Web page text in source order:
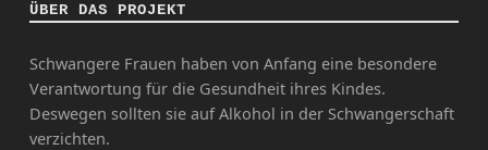
ÜBER DAS PROJEKT
Schwangere Frauen haben von Anfang eine besondere
Verantwortung für die Gesundheit ihres Kindes.
Deswegen sollten sie auf Alkohol in der Schwangerschaft
verzichten.